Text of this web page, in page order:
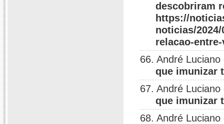
descobriram
https://
noticias/
relacao-
66. André
que imunizar
67. André
que imunizar
68. André